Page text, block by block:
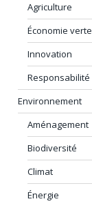
Agriculture
Économie verte
Innovation
Environnement
Aménagement
Biodiversité
Climat
Énergie